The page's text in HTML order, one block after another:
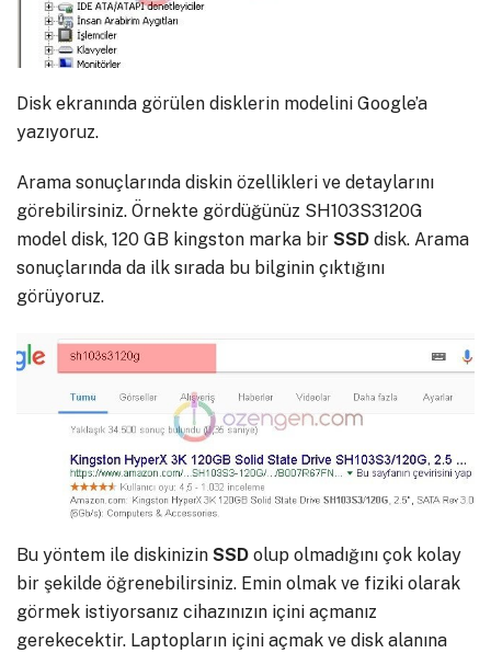
Disk ekranında görülen disklerin modelini Google’a
yazıyoruz.
Arama sonuçlarında diskin özellikleri ve detaylarını
görebilirsiniz. Örnekte gördüğünüz SH103S3120G
model disk, 120 GB kingston marka bir SSD disk. Arama
sonuçlarında da ilk sırada bu bilginin çıktığını
görüyoruz.
Bu yöntem ile diskinizin SSD olup olmadığını çok kolay
bir şekilde öğrenebilirsiniz. Emin olmak ve fiziki olarak
görmek istiyorsanız cihazınızın içini açmanız
gerekecektir. Laptopların içini açmak ve disk alanına